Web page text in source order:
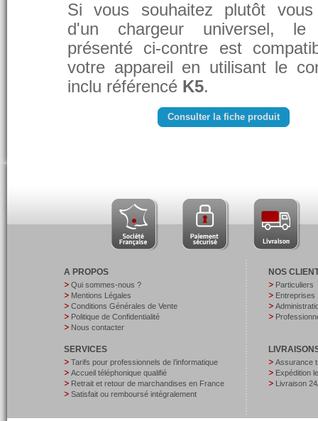
Si vous souhaitez plutôt vous
d'un chargeur universel, le
présenté ci-contre est
votre appareil en utilisant le
inclu référencé K5.
Consulter la fiche produit
A PROPOS
Qui sommes-nous ?
Mentions Légales
Conditions Générales de Vente
Politique de Confidentialité
Nous contacter
SERVICES
Tarifs pour professionnels de l’informatique
Accueil téléphonique qualifié
Retrait et retour de marchandises en France
Satisfait ou remboursé intégralement
NOS
Particuliers
Entreprises
Assurance
Expédition
Livraison